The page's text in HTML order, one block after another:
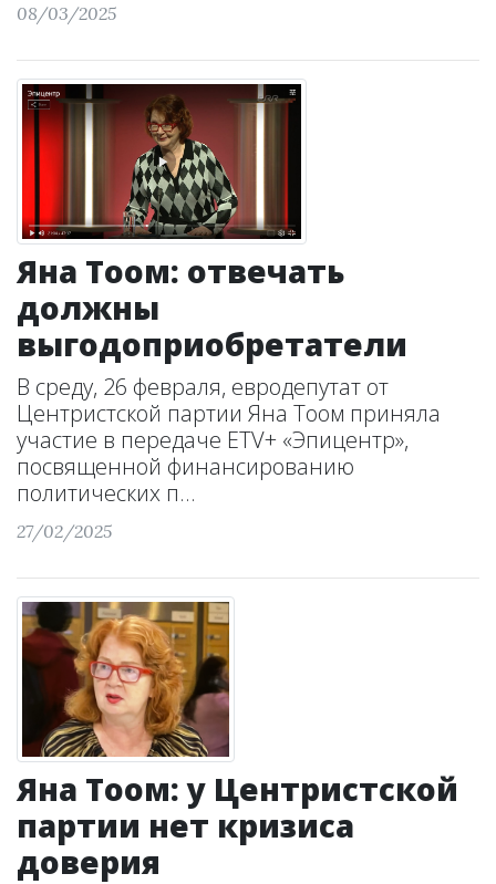
08/03/2025
Яна Тоом: отвечать
должны
выгодоприобретатели
В среду, 26 февраля, евродепутат от
Центристской партии Яна Тоом приняла
участие в передаче ETV+ «Эпицентр»,
посвященной финансированию
политических п...
27/02/2025
Яна Тоом: у Центристской
партии нет кризиса
доверия